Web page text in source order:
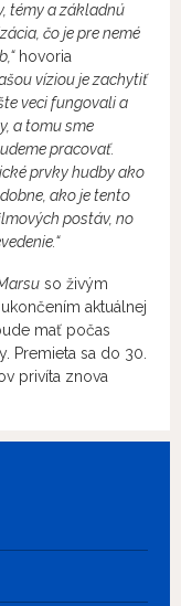
témy a základnú
čo je pre nemé
hovoria
víziou je zachytiť
veci fungovali a
a tomu sme
pracovať.
prvky hudby ako
ako je tento
postáv, no
so živým
aktuálnej
mať počas
Premieta sa do 30.
privíta znova